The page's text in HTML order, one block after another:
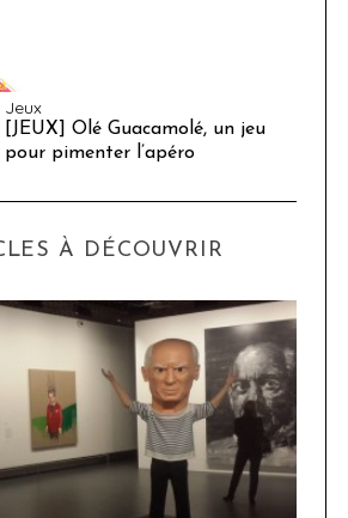
Jeux
[JEUX] Olé Guacamolé, un jeu
pour pimenter l’apéro
À DÉCOUVRIR